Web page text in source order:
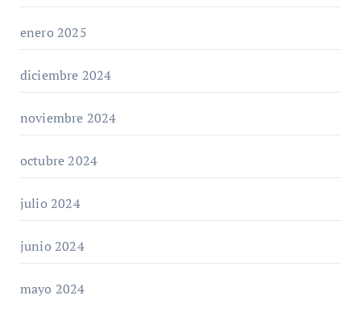
enero 2025
diciembre 2024
noviembre 2024
octubre 2024
julio 2024
junio 2024
mayo 2024